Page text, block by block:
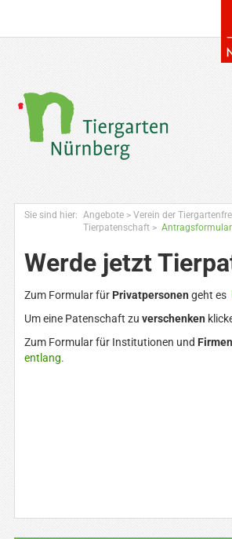
Entdecken
Zoowissen & Co
Angebote
Sie sind hier: Angebote> Verein der
Tierpatenschaft> Antragsformular
Werde jetzt
Zum Formular für Privatpersonen geht es
Um eine Patenschaft zu verschenken
Zum Formular für Institutionen und Firmen
entlang.